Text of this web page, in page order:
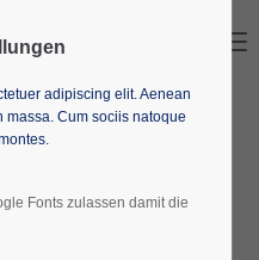
13.10. –
adipiscing elit. Aenean
massa. Cum sociis natoque
Fonts zulassen damit die